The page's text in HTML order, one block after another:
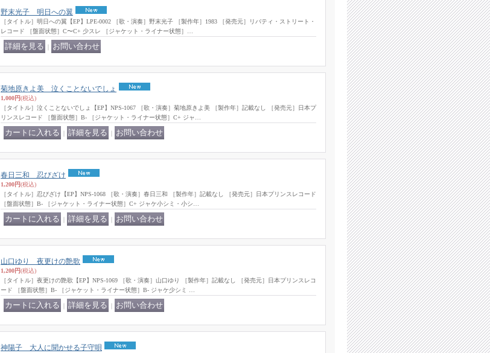
野末光子 明日への翼
［タイトル］明日への翼【EP】LPE-0002 ［歌・演奏］野末光子 ［製作年］1983 ［発売元］リバティ・ストリート・
レコード ［盤面状態］C〜C+ 少スレ ［ジャケット・ライナー状態］…
菊地原きよ美 泣くことないでしょ
1,000円(税込)
［タイトル］泣くことないでしょ【EP】NPS-1067 ［歌・演奏］菊地原きよ美 ［製作年］記載なし ［発売元］日本プ
リンスレコード ［盤面状態］B- ［ジャケット・ライナー状態］C+ ジャ…
春日三和 忍びざけ
1,200円(税込)
［タイトル］忍びざけ【EP】NPS-1068 ［歌・演奏］春日三和 ［製作年］記載なし ［発売元］日本プリンスレコード
［盤面状態］B- ［ジャケット・ライナー状態］C+ ジャケ小シミ・小シ…
山口ゆり 夜更けの艶歌
1,200円(税込)
［タイトル］夜更けの艶歌【EP】NPS-1069 ［歌・演奏］山口ゆり ［製作年］記載なし ［発売元］日本プリンスレコ
ード ［盤面状態］B- ［ジャケット・ライナー状態］B- ジャケ少シミ …
神陽子 大人に聞かせる子守唄